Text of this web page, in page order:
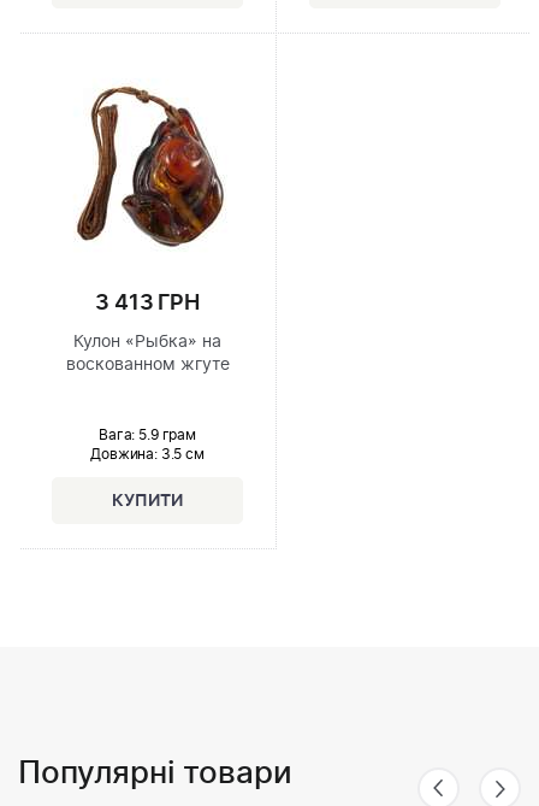
3 413 ГРН
Кулон «Рыбка» на
воскованном жгуте
Вага: 5.9 грам
Довжина:3.5 см
Популярні товари